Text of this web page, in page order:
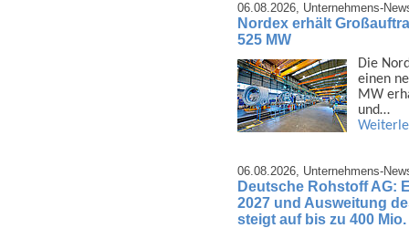
06.08.2026, Unternehmens-
Nordex erhält
525 MW
Die
einen
MW
und…
06.08.2026, Unternehmens-
Deutsche Rohstoff AG:
2027 und Ausweitung
steigt auf bis zu 400